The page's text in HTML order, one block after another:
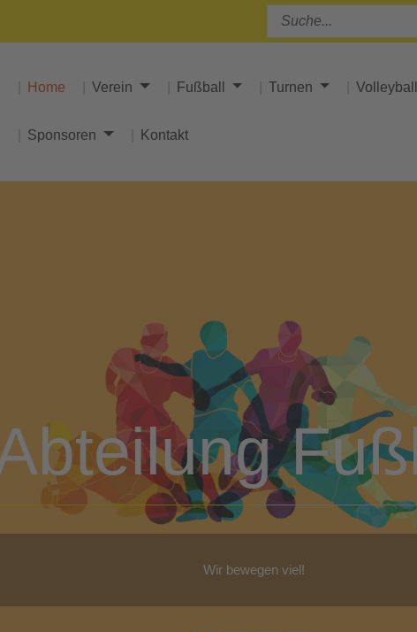
Home Verein Fußball Turnen Volleyball
Sponsoren Kontakt
Abteilung
Ob Yoga, Step-Aerobic, Gymnastik, Walking - für jeden ist etwas